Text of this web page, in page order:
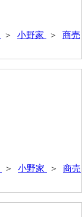
＞ 小野家 ＞ 商売
＞ 小野家 ＞ 商売